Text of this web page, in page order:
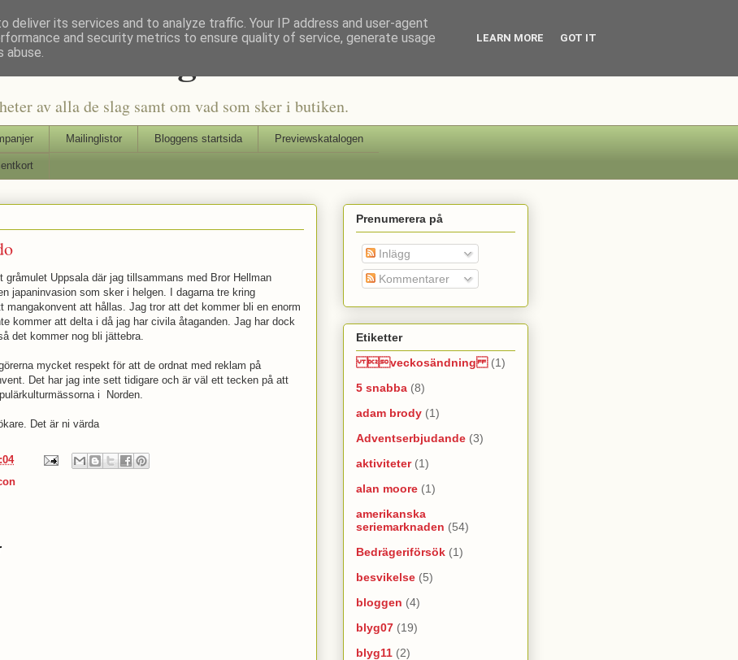
Blog
av alla de slag samt om vad som sker i butiken.
Mailinglistor Bloggens startsida Previewskatalogen
gråmulet Uppsala där jag tillsammans med Bror Hellman
japaninvasion som sker i helgen. I dagarna tre kring
mangakonvent att hållas. Jag tror att det kommer bli en enorm
kommer att delta i då jag har civila åtaganden. Jag har dock
det kommer nog bli jättebra.
mycket respekt för att de ordnat med reklam på
Det har jag inte sett tidigare och är väl ett tecken på att
i Norden.
Det är ni värda
Prenumerera på
Inlägg
Kommentarer
Etiketter
veckosändning (1)
5 snabba (8)
adam brody (1)
Adventserbjudande (3)
aktiviteter (1)
alan moore (1)
amerikanska
seriemarknaden (54)
Bedrägeriförsök (1)
besvikelse (5)
bloggen (4)
blyg07 (19)
blyg11 (2)
deliver its services and to analyze traffic. Your IP address and user-agent
and security metrics to ensure quality of service, generate usage
abuse.
LEARN MORE GOT IT